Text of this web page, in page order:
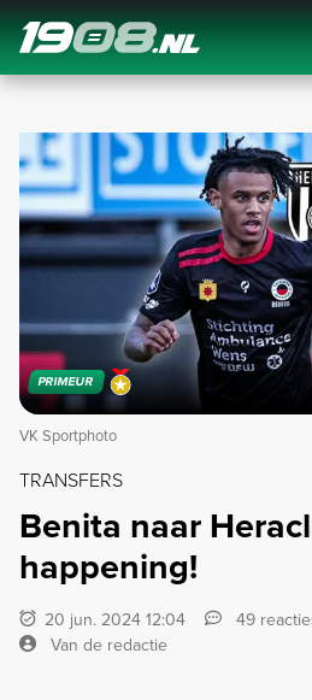
Navigation
PRIMEUR
VK Sportphoto
TRANSFERS
Benita naar
happening!
20 jun. 2024 12:04
49
Van de redactie